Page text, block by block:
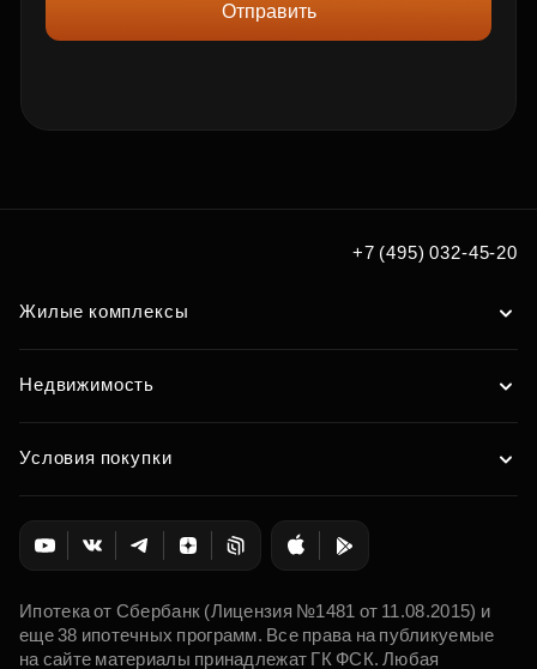
Отправить
+7 (495) 032-45-20
Жилые комплексы
Недвижимость
Условия покупки
Ипотека от Сбербанк (Лицензия №1481 от 11.08.2015) и
еще 38 ипотечных программ. Все права на публикуемые
на сайте материалы принадлежат ГК ФСК. Любая